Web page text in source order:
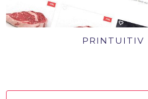
PRINTUITIV